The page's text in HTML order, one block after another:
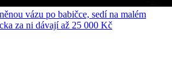
vázu po babičce, sedí na malém
za ni dávají až 25 000 Kč